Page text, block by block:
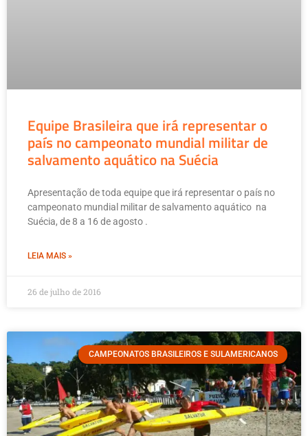
Equipe Brasileira que irá representar o
país no campeonato mundial militar de
salvamento aquático na Suécia
Apresentação de toda equipe que irá representar o país no
campeonato mundial militar de salvamento aquático na
Suécia, de 8 a 16 de agosto .
LEIA MAIS »
26 de julho de 2016
CAMPEONATOS BRASILEIROS E SULAMERICANOS